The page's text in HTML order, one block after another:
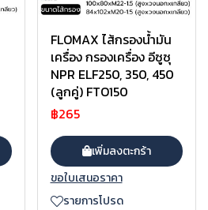
FLOMAX ไส้กรองน้ำมัน
เครื่อง กรองเครื่อง อีซูซุ
NPR ELF250, 350, 450
(ลูกคู่) FTO150
฿265
เพิ่มลงตะกร้า
ขอใบเสนอราคา
รายการโปรด